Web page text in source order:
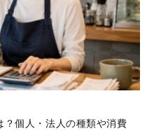
？個人・法人の種類や消費